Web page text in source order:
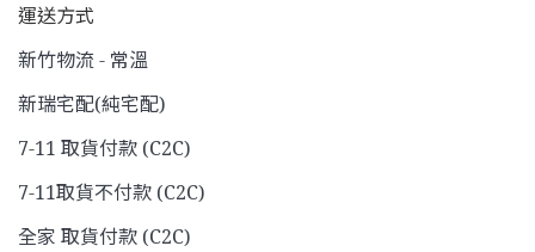
運送方式
新竹物流 - 常溫
新瑞宅配(純宅配)
7-11 取貨付款 (C2C)
7-11取貨不付款 (C2C)
全家 取貨付款 (C2C)